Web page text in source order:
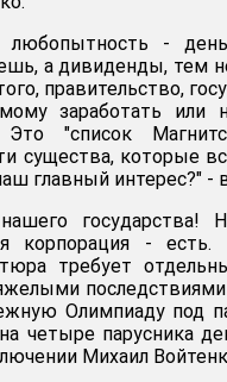
-
а дивиденды, тем
правительство,
заработать или
Это "список
существа, которые
главный интерес?" -
государства!
корпорация -
требует
Олимпиаду под
четыре парусника
Михаил